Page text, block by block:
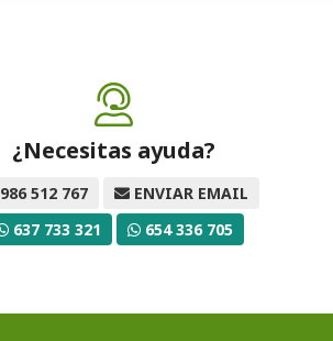
¿Necesitas ayuda?
986 512 767
ENVIAR EMAIL
637 733 321
654 336 705